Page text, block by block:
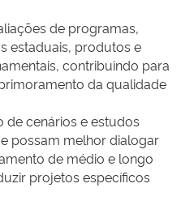
de programas,
estaduais, produtos e
contribuindo para
da qualidade
de cenários e estudos
possam melhor dialogar
de médio e longo
projetos específicos